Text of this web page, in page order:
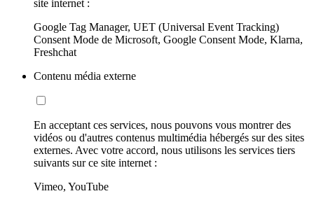
site internet :
Google Tag Manager, UET (Universal Event Tracking)
Consent Mode de Microsoft, Google Consent Mode, Klarna,
Freshchat
Contenu média externe
En acceptant ces services, nous pouvons vous montrer des
vidéos ou d'autres contenus multimédia hébergés sur des sites
externes. Avec votre accord, nous utilisons les services tiers
suivants sur ce site internet :
Vimeo, YouTube